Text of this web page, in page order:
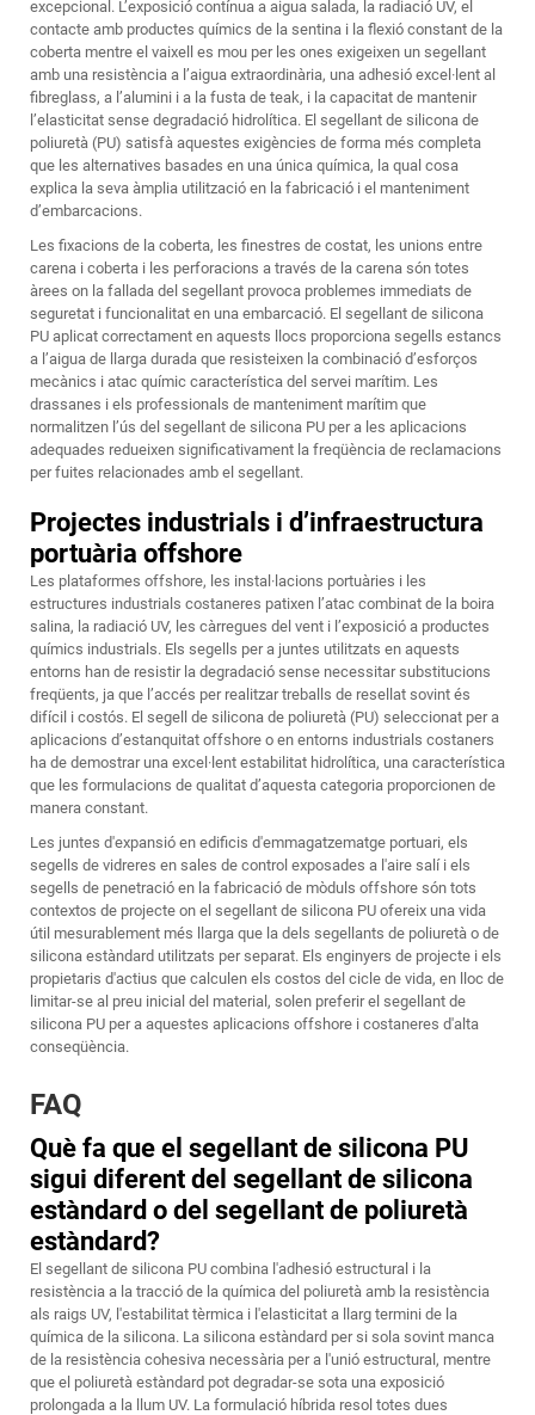
excepcional. L’exposició contínua a aigua salada, la radiació UV, el
contacte amb productes químics de la sentina i la flexió constant de la
coberta mentre el vaixell es mou per les ones exigeixen un segellant
amb una resistència a l’aigua extraordinària, una adhesió excel·lent al
fibreglass, a l’alumini i a la fusta de teak, i la capacitat de mantenir
l’elasticitat sense degradació hidrolítica. El segellant de silicona de
poliuretà (PU) satisfà aquestes exigències de forma més completa
que les alternatives basades en una única química, la qual cosa
explica la seva àmplia utilització en la fabricació i el manteniment
d’embarcacions.
Les fixacions de la coberta, les finestres de costat, les unions entre
carena i coberta i les perforacions a través de la carena són totes
àrees on la fallada del segellant provoca problemes immediats de
seguretat i funcionalitat en una embarcació. El segellant de silicona
PU aplicat correctament en aquests llocs proporciona segells estancs
a l’aigua de llarga durada que resisteixen la combinació d’esforços
mecànics i atac químic característica del servei marítim. Les
drassanes i els professionals de manteniment marítim que
normalitzen l’ús del segellant de silicona PU per a les aplicacions
adequades redueixen significativament la freqüència de reclamacions
per fuites relacionades amb el segellant.
Projectes industrials i d’infraestructura
portuària offshore
Les plataformes offshore, les instal·lacions portuàries i les
estructures industrials costaneres patixen l’atac combinat de la boira
salina, la radiació UV, les càrregues del vent i l’exposició a productes
químics industrials. Els segells per a juntes utilitzats en aquests
entorns han de resistir la degradació sense necessitar substitucions
freqüents, ja que l’accés per realitzar treballs de resellat sovint és
difícil i costós. El segell de silicona de poliuretà (PU) seleccionat per a
aplicacions d’estanquitat offshore o en entorns industrials costaners
ha de demostrar una excel·lent estabilitat hidrolítica, una característica
que les formulacions de qualitat d’aquesta categoria proporcionen de
manera constant.
Les juntes d'expansió en edificis d'emmagatzematge portuari, els
segells de vidreres en sales de control exposades a l'aire salí i els
segells de penetració en la fabricació de mòduls offshore són tots
contextos de projecte on el segellant de silicona PU ofereix una vida
útil mesurablement més llarga que la dels segellants de poliuretà o de
silicona estàndard utilitzats per separat. Els enginyers de projecte i els
propietaris d'actius que calculen els costos del cicle de vida, en lloc de
limitar-se al preu inicial del material, solen preferir el segellant de
silicona PU per a aquestes aplicacions offshore i costaneres d'alta
conseqüència.
FAQ
Què fa que el segellant de silicona PU
sigui diferent del segellant de silicona
estàndard o del segellant de poliuretà
estàndard?
El segellant de silicona PU combina l'adhesió estructural i la
resistència a la tracció de la química del poliuretà amb la resistència
als raigs UV, l'estabilitat tèrmica i l'elasticitat a llarg termini de la
química de la silicona. La silicona estàndard per si sola sovint manca
de la resistència cohesiva necessària per a l'unió estructural, mentre
que el poliuretà estàndard pot degradar-se sota una exposició
prolongada a la llum UV. La formulació híbrida resol totes dues